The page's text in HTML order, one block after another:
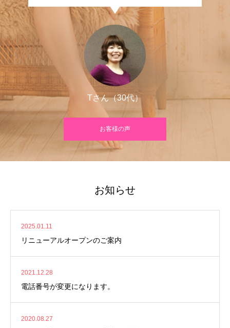
Tさん（30代）
お客様の声
お知らせ
2025.01.11
リニューアルオープンのご案内
2021.12.28
電話番号が変更になります。
2020.08.27